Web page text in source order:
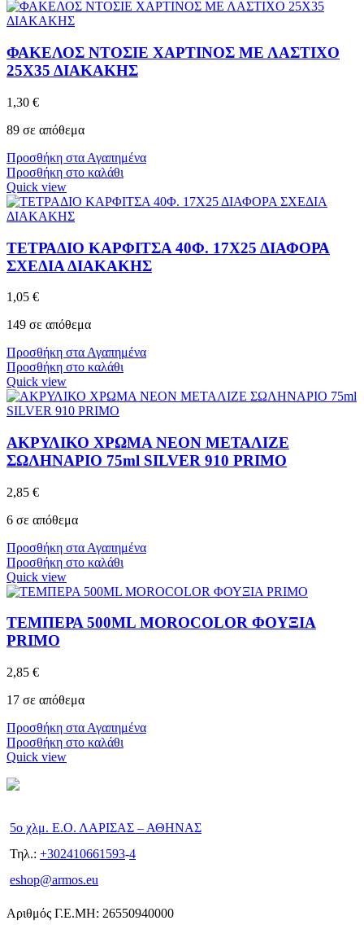
ΦΑΚΕΛΟΣ ΝΤΟΣΙΕ ΧΑΡΤΙΝΟΣ ΜΕ ΛΑΣΤΙΧΟ
25Χ35 ΔΙΑΚΑΚΗΣ
1,30 €
89 σε απόθεμα
Προσθήκη στα Αγαπημένα
Προσθήκη στο καλάθι
Quick view
ΤΕΤΡΑΔΙΟ ΚΑΡΦΙΤΣΑ 40Φ. 17Χ25 ΔΙΑΦΟΡΑ
ΣΧΕΔΙΑ ΔΙΑΚΑΚΗΣ
1,05 €
149 σε απόθεμα
Προσθήκη στα Αγαπημένα
Προσθήκη στο καλάθι
Quick view
ΑΚΡΥΛΙΚΟ ΧΡΩΜΑ ΝΕΟΝ ΜΕΤΑΛΙΖΕ
ΣΩΛΗΝΑΡΙΟ 75ml SILVER 910 PRIMO
2,85 €
6 σε απόθεμα
Προσθήκη στα Αγαπημένα
Προσθήκη στο καλάθι
Quick view
ΤΕΜΠΕΡΑ 500ML MOROCOLOR ΦΟΥΞΙΑ
PRIMO
2,85 €
17 σε απόθεμα
Προσθήκη στα Αγαπημένα
Προσθήκη στο καλάθι
Quick view
5ο χλμ. Ε.Ο. ΛΑΡΙΣΑΣ – ΑΘΗΝΑΣ
Τηλ.: +302410661593-4
eshop@armos.eu
Αριθμός Γ.Ε.ΜΗ: 26550940000